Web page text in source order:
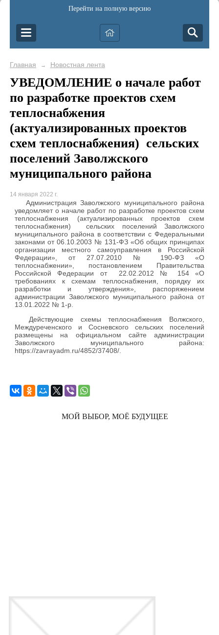
Перейти на полную версию
Главная → Новостная лента
УВЕДОМЛЕНИЕ о начале работ
по разработке проектов схем
теплоснабжения
(актуализированных проектов
схем теплоснабжения) сельских
поселений Заволжского
муниципального района
14 января 2022 г.
Администрация Заволжского муниципального района
уведомляет о начале работ по разработке проектов схем
теплоснабжения (актуализированных проектов схем
теплоснабжения) сельских поселений Заволжского
муниципального района в соответствии с Федеральными
законами от 06.10.2003 № 131-ФЗ «Об общих принципах
организации местного самоуправления в Российской
Федерации», от 27.07.2010 № 190-ФЗ «О
теплоснабжении», постановлением Правительства
Российской Федерации от 22.02.2012 № 154 «О
требованиях к схемам теплоснабжения, порядку их
разработки и утверждения», распоряжением
администрации Заволжского муниципального района от
13.01.2022 № 1-р.
Действующие схемы теплоснабжения Волжского,
Междуреченского и Сосневского сельских поселений
размещены на официальном сайте администрации
Заволжского муниципального района:
https://zavrayadm.ru/4852/37408/.
МОЙ ВЫБОР, МОЁ БУДУЩЕЕ